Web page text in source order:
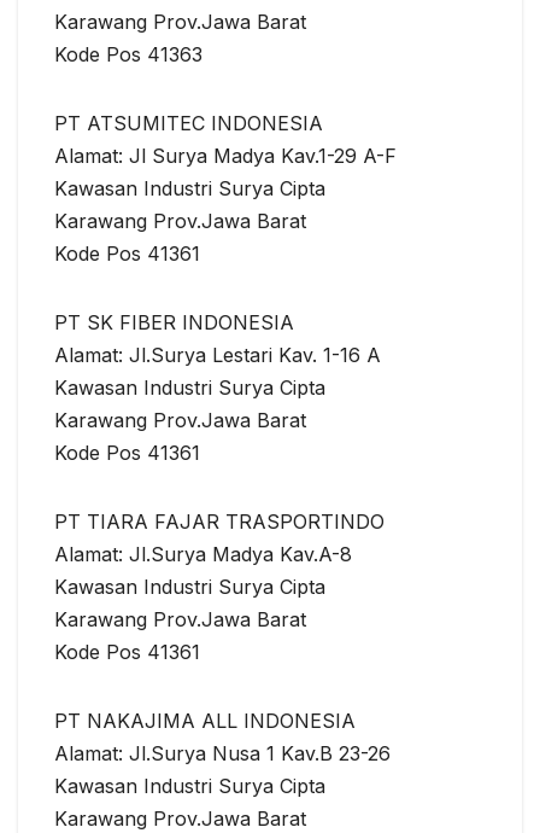
Karawang Prov.Jawa Barat
Kode Pos 41363
PT ATSUMITEC INDONESIA
Alamat: Jl Surya Madya Kav.1-29 A-F
Kawasan Industri Surya Cipta
Karawang Prov.Jawa Barat
Kode Pos 41361
PT SK FIBER INDONESIA
Alamat: Jl.Surya Lestari Kav. 1-16 A
Kawasan Industri Surya Cipta
Karawang Prov.Jawa Barat
Kode Pos 41361
PT TIARA FAJAR TRASPORTINDO
Alamat: Jl.Surya Madya Kav.A-8
Kawasan Industri Surya Cipta
Karawang Prov.Jawa Barat
Kode Pos 41361
PT NAKAJIMA ALL INDONESIA
Alamat: Jl.Surya Nusa 1 Kav.B 23-26
Kawasan Industri Surya Cipta
Karawang Prov.Jawa Barat